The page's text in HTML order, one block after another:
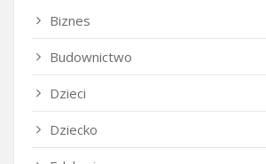
Biznes
Budownictwo
Dzieci
Dziecko